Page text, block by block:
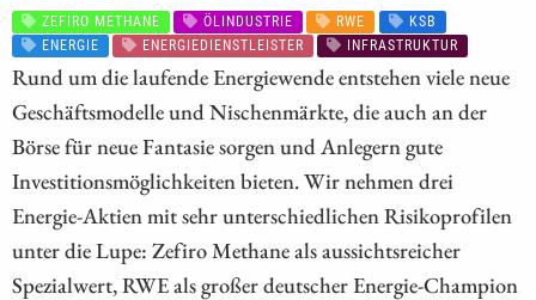
ZEFIRO METHANE ÖLINDUSTRIE RWE
KSB
ENERGIE
ENERGIEDIENSTLEISTER INFRASTRUKTUR
Rund um die laufende Energiewende entstehen viele neue
Geschäftsmodelle und Nischenmärkte, die auch an der
Börse für neue Fantasie sorgen und Anlegern gute
Investitionsmöglichkeiten bieten. Wir nehmen drei
Energie-Aktien mit sehr unterschiedlichen Risikoprofilen
unter die Lupe: Zefiro Methane als aussichtsreicher
Spezialwert, RWE als großer deutscher Energie-Champion